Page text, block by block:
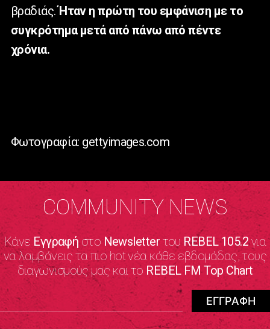
βραδιάς.Ήταν η πρώτη του εμφάνιση με το
συγκρότημα μετά από πάνω από πέντε
χρόνια.
Φωτογραφία: gettyimages.com
COMMUNITY NEWS
Κάνε Εγγραφήστο NewsletterτουREBEL 105.2για
να λαμβάνεις τα πιο hot νέα κάθε εβδομάδας, τους
διαγωνισμούς μας και το REBEL FM Top Chart